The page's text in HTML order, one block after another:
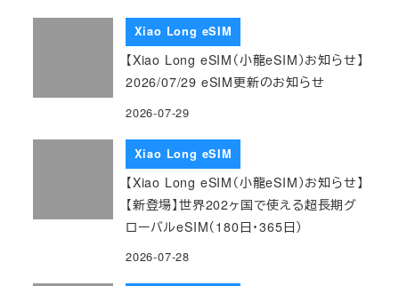
Xiao Long eSIM
【Xiao Long eSIM（小龍eSIM）お知らせ】
2026/07/29 eSIM更新のお知らせ
2026-07-29
Xiao Long eSIM
【Xiao Long eSIM（小龍eSIM）お知らせ】
【新登場】世界202ヶ国で使える超長期グ
ローバルeSIM（180日・365日）
2026-07-28